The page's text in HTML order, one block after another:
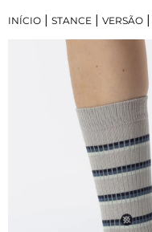
INÍCIO | STANCE | VERSÃO |